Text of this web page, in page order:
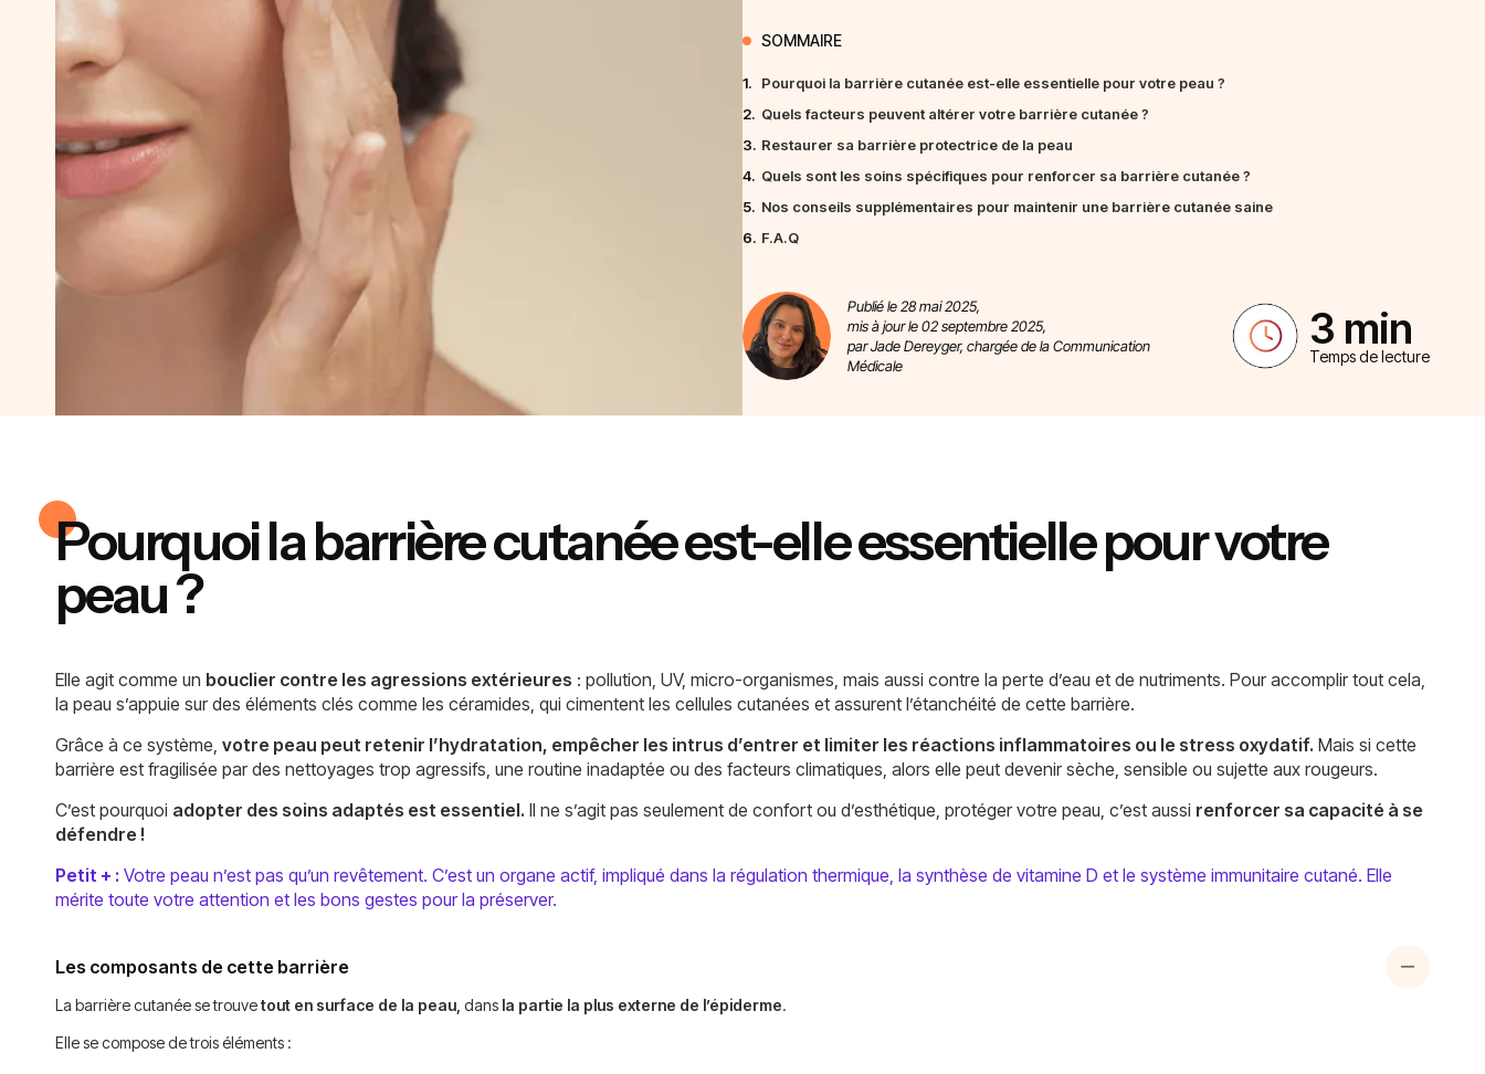
SOMMAIRE
1.
Pourquoi la barrière cutanée est-elle essentielle pour votre peau ?
2. Quels facteurs peuvent altérer votre barrière cutanée ?
3. Restaurer sa barrière protectrice de la peau
4. Quels sont les soins spécifiques pour renforcer sa barrière cutanée ?
5. Nos conseils supplémentaires pour maintenir une barrière cutanée saine
6. F.A.Q
Publié le 28 mai 2025,
mis à jour le 02 septembre 2025,
par Jade Dereyger, chargée de la Communication
Médicale
3 min
Temps de lecture
Pourquoi la barrière cutanée est-elle essentielle pour votre
peau ?
Elle agit comme un bouclier contre les agressions extérieures : pollution, UV, micro-organismes, mais aussi contre la perte d’eau et de nutriments. Pour accomplir tout cela,
la peau s’appuie sur des éléments clés comme les céramides, qui cimentent les cellules cutanées et assurent l’étanchéité de cette barrière.
Grâce à ce système, votre peau peut retenir l’hydratation, empêcher les intrus d’entrer et limiter les réactions inflammatoires ou le stress oxydatif. Mais si cette
barrière est fragilisée par des nettoyages trop agressifs, une routine inadaptée ou des facteurs climatiques, alors elle peut devenir sèche, sensible ou sujette aux rougeurs.
C’est pourquoi adopter des soins adaptés est essentiel. Il ne s’agit pas seulement de confort ou d’esthétique, protéger votre peau, c’est aussi renforcer sa capacité à se
défendre !
Petit + : Votre peau n’est pas qu’un revêtement. C’est un organe actif, impliqué dans la régulation thermique, la synthèse de vitamine D et le système immunitaire cutané. Elle
mérite toute votre attention et les bons gestes pour la préserver.
Les composants de cette barrière
La barrière cutanée se trouvetout en surface de la peau, dans la partie la plus externe de l’épiderme.
Elle se compose de trois éléments :